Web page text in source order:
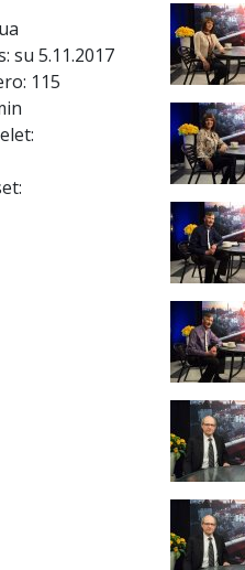
su 5.11.2017
115